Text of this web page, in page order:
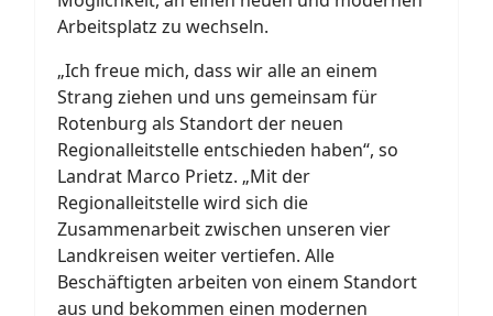
Arbeitsplatz zu wechseln.
„Ich freue mich, dass wir alle an einem
Strang ziehen und uns gemeinsam für
Rotenburg als Standort der neuen
Regionalleitstelle entschieden haben“, so
Landrat Marco Prietz. „Mit der
Regionalleitstelle wird sich die
Zusammenarbeit zwischen unseren vier
Landkreisen weiter vertiefen. Alle
Beschäftigten arbeiten von einem Standort
aus und bekommen einen modernen